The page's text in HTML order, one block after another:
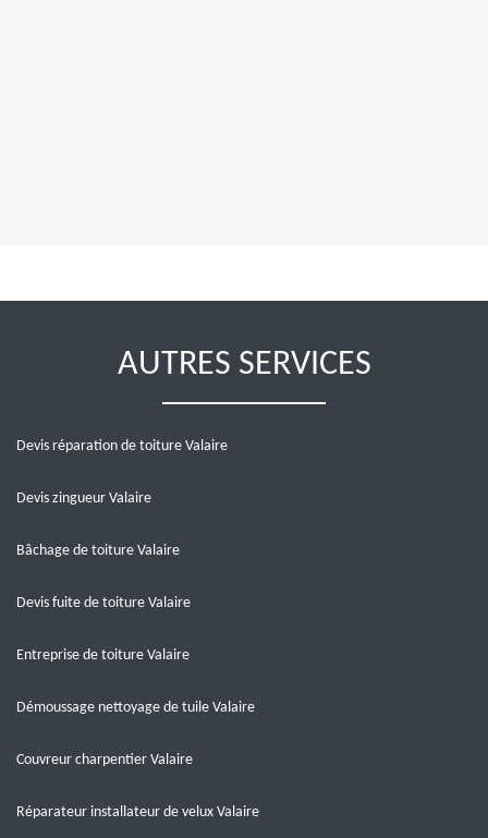
AUTRES SERVICES
Devis réparation de toiture Valaire
Devis zingueur Valaire
Bâchage de toiture Valaire
Devis fuite de toiture Valaire
Entreprise de toiture Valaire
Démoussage nettoyage de tuile Valaire
Couvreur charpentier Valaire
Réparateur installateur de velux Valaire